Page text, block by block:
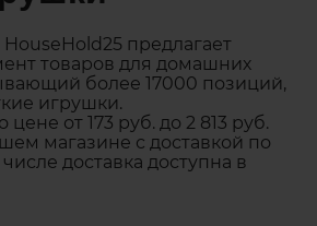
предлагает
товаров для домашних
более 17000 позиций,
игрушки.
от 173 руб. до 2 813 руб.
магазине с доставкой по
доставка доступна в